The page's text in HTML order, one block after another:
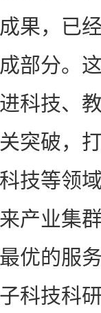
果，已
部分。
科技、
突破，
技等领
产业集
优的服
科技科